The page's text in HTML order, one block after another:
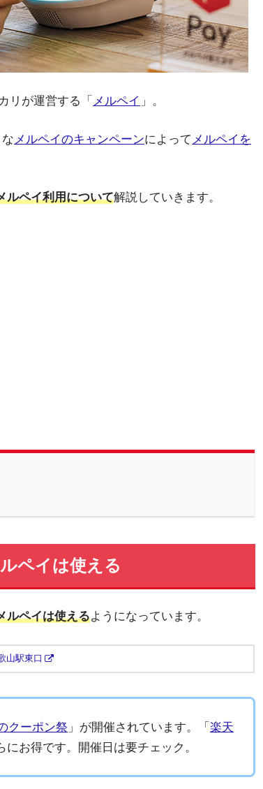
リが運営する「 メルペイ 」。
メルペイのキャンペーンによって メルペイを
ルペイ利用について解説していきます。
ペイは使える
ルペイは使えるようになっています。
山駅東口
クーポン祭 」が開催されています。「楽天
にお得です。開催日は要チェック。